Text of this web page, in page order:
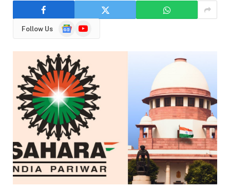
Follow Us
GoogleYouTube